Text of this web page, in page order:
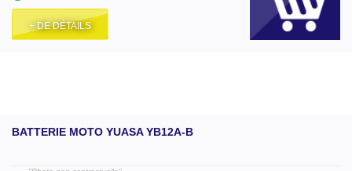
+ DE DÉTAILS
BATTERIE MOTO YUASA YB12A-B